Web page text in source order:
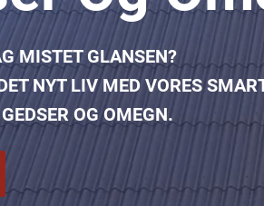
MISTET GLANSEN?
NYT LIV MED VORES
OG OMEGN.